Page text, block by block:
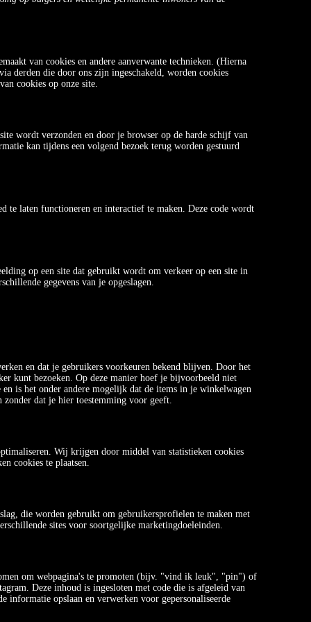
van cookies en andere aanverwante technieken. (Hierna
derden die door ons zijn ingeschakeld, worden cookies
cookies op onze site.
wordt verzonden en door je browser op de harde schijf van
kan tijdens een volgend bezoek terug worden gestuurd
te laten functioneren en interactief te maken. Deze code wordt
op een site dat gebruikt wordt om verkeer op een site in
gegevens van je opgeslagen.
en dat je gebruikers voorkeuren bekend blijven. Door het
kunt bezoeken. Op deze manier hoef je bijvoorbeeld niet
is het onder andere mogelijk dat de items in je winkelwagen
dat je hier toestemming voor geeft.
Wij krijgen door middel van statistieken cookies
cookies te plaatsen.
die worden gebruikt om gebruikersprofielen te maken met
sites voor soortgelijke marketingdoeleinden.
om webpagina's te promoten (bijv. "vind ik leuk", "pin") of
Deze inhoud is ingesloten met code die is afgeleid van
informatie opslaan en verwerken voor gepersonaliseerde